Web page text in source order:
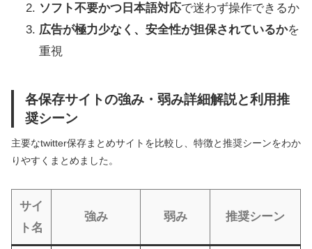
ソフト不要かつ日本語対応で迷わず操作できるか
広告が極力少なく、安全性が担保されているかを
重視
各保存サイトの強み・弱み詳細解説と利用推
奨シーン
主要なtwitter保存まとめサイトを比較し、特徴と推奨シーンをわか
りやすくまとめました。
サイ
ト名
強み 弱み 推奨シーン